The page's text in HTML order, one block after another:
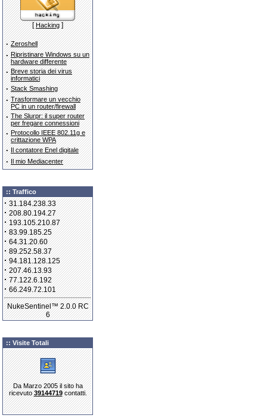
[Hacking]
· Zeroshell
· Ripristinare Windows su un
hardware differente
· Breve storia dei virus
informatici
· Stack Smashing
· Trasformare un vecchio
PC in un router/firewall
· The Slurpr: il super router
per fregare connessioni
· Protocollo IEEE 802.11g e
crittazione WPA
· Il contatore Enel digitale
· Il mio Mediacenter
:: Traffico
·31.184.238.33
·208.80.194.27
·193.105.210.87
·83.99.185.25
·64.31.20.60
·89.252.58.37
·94.181.128.125
·207.46.13.93
·77.122.6.192
·66.249.72.101
NukeSentinel™ 2.0.0 RC
6
:: Visite Totali
Da Marzo 2005 il sito ha
ricevuto39144719contatti.